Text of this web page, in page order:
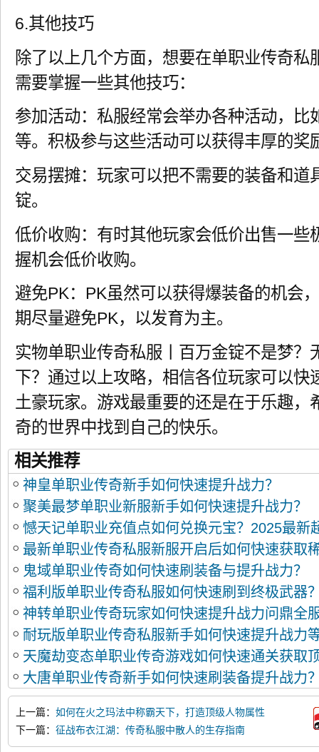
6.其他技巧
除了以上几个方面，想要在单职业传奇私
需要掌握一些其他技巧：
参加活动：私服经常会举办各种活动，比
等。积极参与这些活动可以获得丰厚的奖
交易摆摊：玩家可以把不需要的装备和道
锭。
低价收购：有时其他玩家会低价出售一些
握机会低价收购。
避免PK：PK虽然可以获得爆装备的机会
期尽量避免PK，以发育为主。
实物单职业传奇私服丨百万金锭不是梦？
下？通过以上攻略，相信各位玩家可以快
土豪玩家。游戏最重要的还是在于乐趣，
奇的世界中找到自己的快乐。
相关推荐
神皇单职业传奇新手如何快速提升战力？
聚美最梦单职业新服新手如何快速提升战力？
憾天记单职业充值点如何兑换元宝？2025最新
坑指南
最新单职业传奇私服新服开启后如何快速获取
鬼域单职业传奇如何快速刷装备与提升战力？
福利版单职业传奇私服如何快速刷到终极武器
神转单职业传奇玩家如何快速提升战力问鼎全
耐玩版单职业传奇私服新手如何快速提升战力
天魔劫变态单职业传奇游戏如何快速通关获取
大唐单职业传奇新手如何快速刷装备提升战力
上一篇： 如何在火之玛法中称霸天下，打造顶级人物属性
下一篇： 征战布衣江湖：传奇私服中散人的生存指南